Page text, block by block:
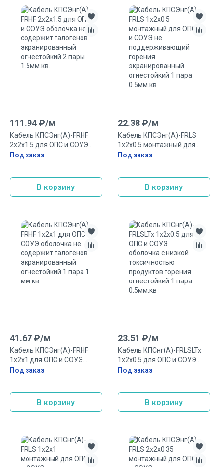
111.94₽/м
Кабель КПСЭнг(А)-FRHF
2х2х1.5 для ОПС и СОУЭ
оболочка не содержит
1.5мм.кв.
Под заказ
В корзину
22.38₽/м
Кабель КПСЭнг(А)-FRLS
1х2х0.5 монтажный для
ОПС и СОУЭ не
огнестойкий 1 пара
0.5мм.кв
Под заказ
В корзину
41.67₽/м
Кабель КПСЭнг(А)-FRHF
1х2х1 для ОПС и СОУЭ
оболочка не содержит
Под заказ
В корзину
23.51 ₽/м
Кабель КПСнг(А)-FRLSLTx
1х2х0.5 для ОПС и СОУЭ
оболочка с низкой
0.5мм.кв
Под заказ
В корзину